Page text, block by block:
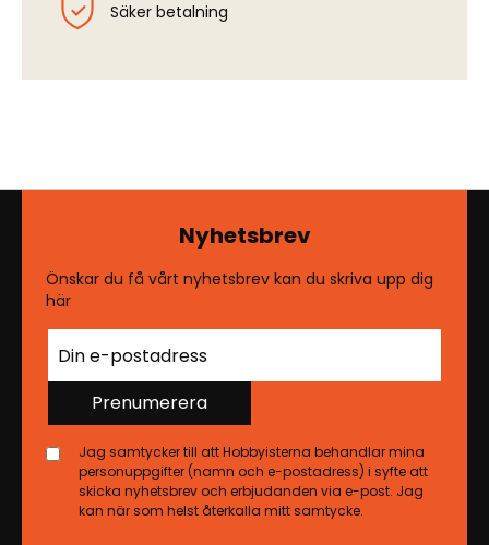
Säker betalning
Nyhetsbrev
Önskar du få vårt nyhetsbrev kan du skriva upp dig
här
Prenumerera
Jag samtycker till att Hobbyisterna behandlar mina
personuppgifter (namn och e-postadress) i syfte att
skicka nyhetsbrev och erbjudanden via e-post. Jag
kan när som helst återkalla mitt samtycke.